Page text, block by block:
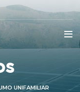
UNIFAMILIAR